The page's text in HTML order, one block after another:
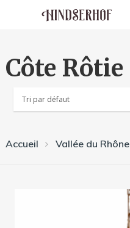
Côte Rôtie
Accueil Vallée du Rhône